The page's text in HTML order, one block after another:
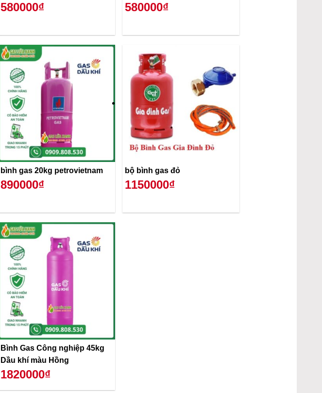
580000₫ 580000₫
bình gas 20kg petrovietnam
890000₫
bộ bình gas đỏ
1150000₫
Bình Gas Công nghiệp 45kg
Dầu khí màu Hồng
1820000₫